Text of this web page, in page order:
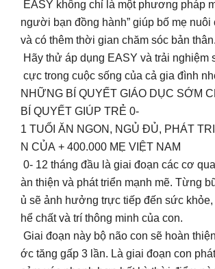
EASY không chỉ là một phương pháp
người bạn đồng hành” giúp bố mẹ nuôi
và có thêm thời gian chăm sóc bản thân.
Hãy thử áp dụng EASY và trải nghiệm
cực trong cuộc sống của cả gia đình
NHỮNG BÍ QUYẾT GIÁO DỤC SỚM
BÍ QUYẾT GIÚP TRẺ 0-
1 TUỔI ĂN NGON, NGỦ ĐỦ, PHÁT
N CỦA + 400.000 MẸ VIỆT NAM
0- 12 tháng đầu là giai đoạn các cơ
àn thiện và phát triển mạnh mẽ. Từng
ủ sẽ ảnh hưởng trực tiếp đến sức
hể chất và trí thông minh của con.
Giai đoạn này bộ não con sẽ hoàn
ớc tăng gấp 3 lần. Là giai đoạn con